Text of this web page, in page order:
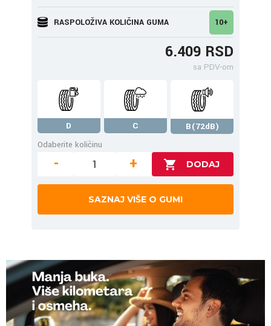
RASPOLOŽIVA KOLIČINA GUMA 10+
6.409 RSD
sa PDV-om
D C
B(72dB)
Odaberite količinu
- +
SAZNAJ VIŠE O GUMI